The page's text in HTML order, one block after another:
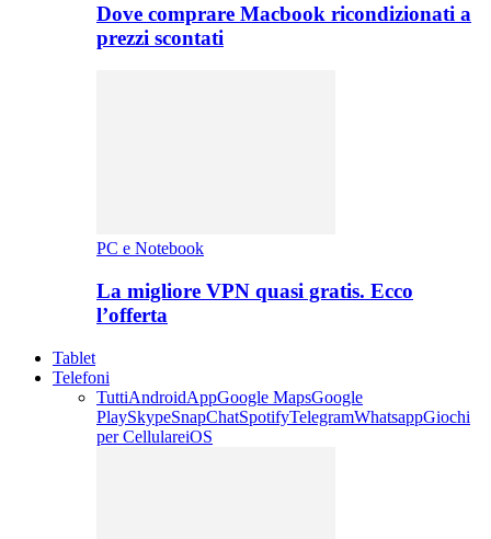
Dove comprare Macbook ricondizionati a
prezzi scontati
PC e Notebook
La migliore VPN quasi gratis. Ecco
l’offerta
Tablet
Telefoni
TuttiAndroidAppGoogle MapsGoogle
PlaySkypeSnapChatSpotifyTelegramWhatsappGiochi
per CellulareiOS